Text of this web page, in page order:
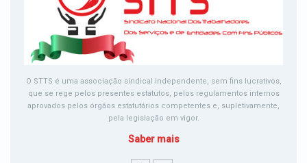
O STTS é uma associação sindical independente, sem fins lucrativos,
que se rege pelos presentes estatutos, pelos regulamentos internos
aprovados pelos órgãos estatutários competentes e, supletivamente,
pela legislação em vigor.
Saber mais